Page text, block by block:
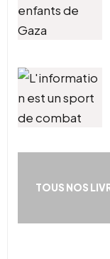
TOUS NOS